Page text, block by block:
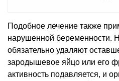
Подобное лечение также
нарушенной беременности.
обязательно удаляют
зародышевое яйцо или его
активность подавляется, и